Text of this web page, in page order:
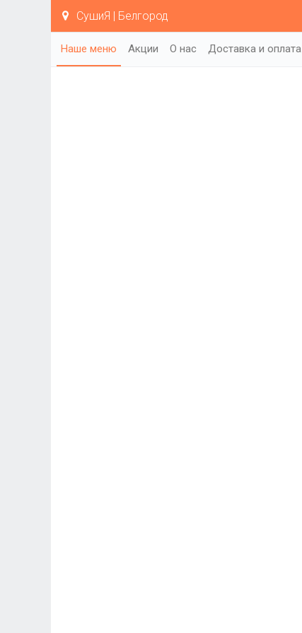
СушиЯ | Белгород
Наше меню Акции О нас Доставка и оплата